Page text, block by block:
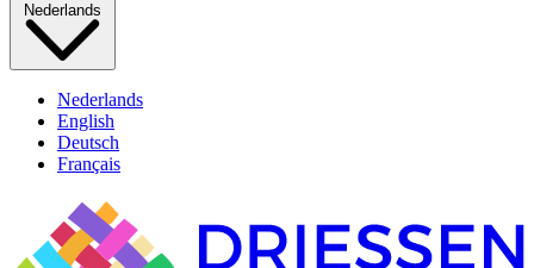
Nederlands
Nederlands
English
Deutsch
Français